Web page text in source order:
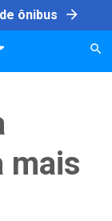
ônibus arrow_forward
mais